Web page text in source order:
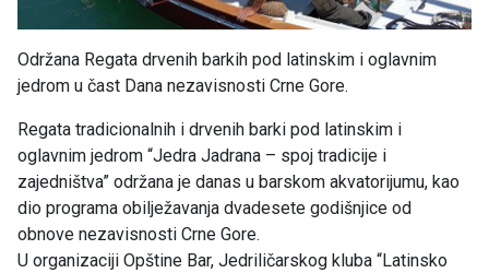
Održana Regata drvenih barkih pod latinskim i oglavnim
jedrom u čast Dana nezavisnosti Crne Gore.
Regata tradicionalnih i drvenih barki pod latinskim i
oglavnim jedrom “Jedra Jadrana – spoj tradicije i
zajedništva” održana je danas u barskom akvatorijumu, kao
dio programa obilježavanja dvadesete godišnjice od
obnove nezavisnosti Crne Gore.
U organizaciji Opštine Bar, Jedriličarskog kluba “Latinsko